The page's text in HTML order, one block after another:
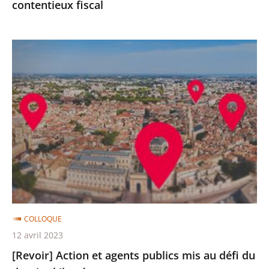
contentieux fiscal
et
agents
publics
mis
au
défi
dernier
kilomètre
[Revoir] Action et agents publics mis au défi du
COLLOQUE
12 avril 2023